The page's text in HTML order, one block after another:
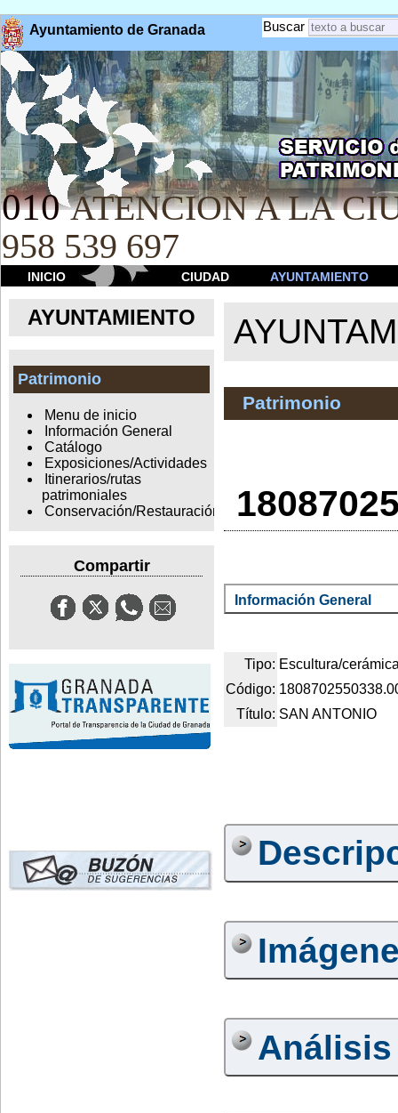
Ayuntamiento de Granada Buscar
010 ATENCION A LA
958 539 697
INICIO CIUDAD AYUNTAMIENTO
AYUNTAMIENTO
Patrimonio
Menu de inicio
Información General
Catálogo
Exposiciones/Actividades
Itinerarios/rutas
patrimoniales
Conservación/Restauración
Compartir
Patrimonio
Información General
Tipo: Escultura/
Código:
Título: SAN ANTONIO